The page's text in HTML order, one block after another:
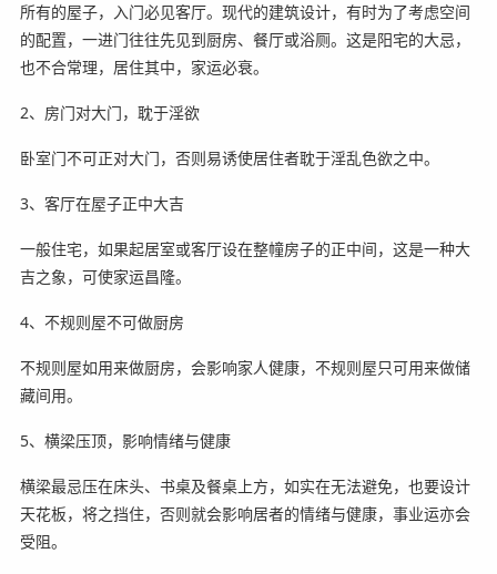
所有的屋子，入门必见客厅。现代的建筑设计，有时为了考虑空间
的配置，一进门往往先见到厨房、餐厅或浴厕。这是阳宅的大忌，
也不合常理，居住其中，家运必衰。
2、房门对大门，耽于淫欲
卧室门不可正对大门，否则易诱使居住者耽于淫乱色欲之中。
3、客厅在屋子正中大吉
一般住宅，如果起居室或客厅设在整幢房子的正中间，这是一种大
吉之象，可使家运昌隆。
4、不规则屋不可做厨房
不规则屋如用来做厨房，会影响家人健康，不规则屋只可用来做储
藏间用。
5、横梁压顶，影响情绪与健康
横梁最忌压在床头、书桌及餐桌上方，如实在无法避免，也要设计
天花板，将之挡住，否则就会影响居者的情绪与健康，事业运亦会
受阻。